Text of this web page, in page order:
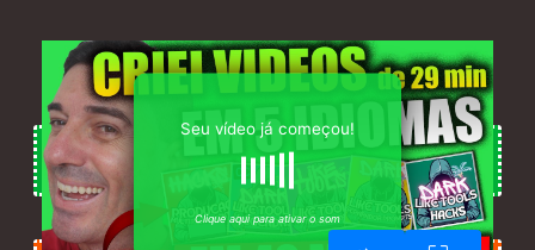
Seu vídeo já começou!
Clique aqui para ativar o som
QUERO ACESSO AS FERRAMENTAS DE
AUTOMAÇÃO